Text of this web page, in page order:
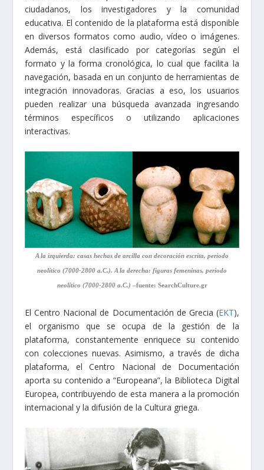
ciudadanos, los investigadores y la comunidad
educativa. El contenido de la plataforma está disponible
en diversos formatos como audio, vídeo o imágenes.
Además, está clasificado por categorías según el
formato y la forma cronológica, lo cual que facilita la
navegación, basada en un conjunto de herramientas de
integración innovadoras. Gracias a eso, los usuarios
pueden realizar una búsqueda avanzada ingresando
términos específicos o utilizando aplicaciones
interactivas.
A la izquierda: casas hechas de arcilla con decoración escrita, periodo
neolítico (7000-2800 a.C.). A la derecha: figuras femeninas, periodo
neolítico (7000-2800 a.C.) –fuente: SearchCulture.gr
El Centro Nacional de Documentación de Grecia (EKT),
el organismo que se ocupa de la gestión de la
plataforma, constantemente enriquece su contenido
con colecciones nuevas. Asimismo, a través de dicha
plataforma, el Centro Nacional de Documentación
aporta su contenido a “Europeana”, la Biblioteca Digital
Europea, contribuyendo de esta manera a la promoción
internacional y la difusión de la Cultura griega.